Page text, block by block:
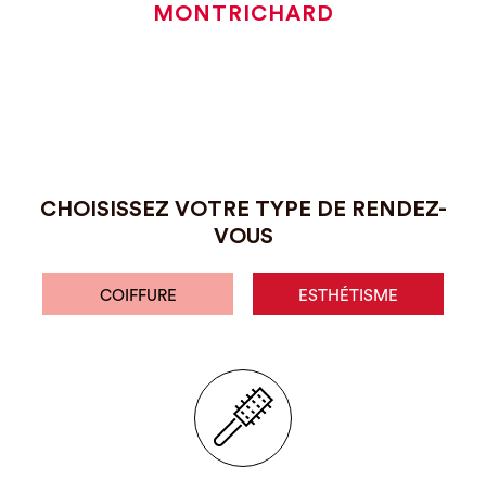
MONTRICHARD
CHOISISSEZ VOTRE TYPE DE RENDEZ-
VOUS
COIFFURE ESTHÉTISME